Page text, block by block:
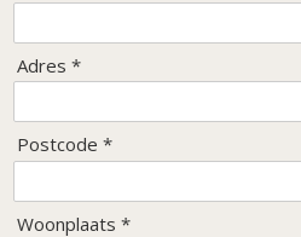
Adres *
Postcode *
Woonplaats *